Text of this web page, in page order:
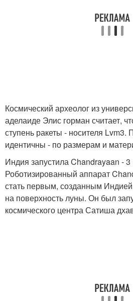
Космический археолог из
аделаиде Элис горман считает,
ступень ракеты - носителя
идентичны - по размерам и
Индия запустила Chandrayaan -
Роботизированный аппарат
стать первым, созданным
на поверхность луны. Он был
космического центра Сатиша